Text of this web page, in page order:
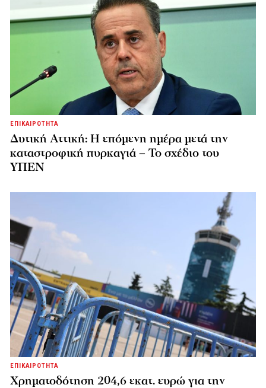
ΕΠΙΚΑΙΡΟΤΗΤΑ
Δυτική Αττική: Η επόμενη ημέρα μετά την
καταστροφική πυρκαγιά – Το σχέδιο του
ΥΠΕΝ
ΕΠΙΚΑΙΡΟΤΗΤΑ
Χρηματοδότηση 204,6 εκατ. ευρώ για την